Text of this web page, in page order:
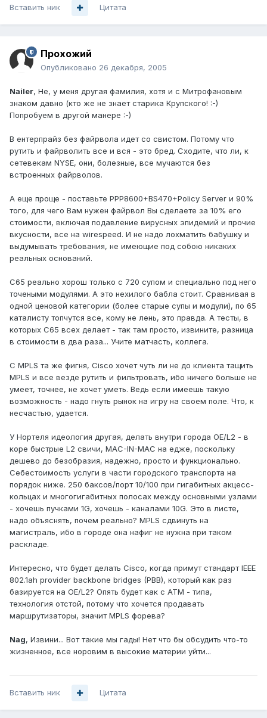
Вставить ник Цитата
Прохожий
Опубликовано 26 декабря, 2005
Nailer, Не, у меня другая фамилия, хотя и с Митрофановым
знаком давно (кто же не знает старика Крупского! :-)
Попробуем в другой манере :-)
В ентерпрайз без файрвола идет со свистом. Потому что
рутить и файрволить все и вся - это бред. Сходите, что ли, к
сетевекам NYSE, они, болезные, все мучаются без
встроенных файрволов.
А еще проще - поставьте PPP8600+BS470+Policy Server и 90%
того, для чего Вам нужен файрвол Вы сделаете за 10% его
стоимости, включая подавление вирусных эпидемий и прочие
вкусности, все на wirespeed. И не надо лохматить бабушку и
выдумывать требования, не имеющие под собою никаких
реальных оснований.
С65 реально хорош только с 720 супом и специально под него
точеными модулями. А это нехилого бабла стоит. Сравнивая в
одной ценовой категории (более старые супы и модули), по 65
каталисту топчутся все, кому не лень, это правда. А тесты, в
которых C65 всех делает - так там просто, извините, разница
в стоимости в два раза... Учите матчасть, коллега.
С MPLS та же фигня, Cisco хочет чуть ли не до клиента тащить
MPLS и все везде рутить и фильтровать, ибо ничего больше не
умеет, точнее, не хочет уметь. Ведь если имеешь такую
возможность - надо гнуть рынок на игру на своем поле. Что, к
несчастью, удается.
У Нортеля идеология другая, делать внутри города OE/L2 - в
коре быстрые L2 свичи, MAC-IN-MAC на едже, поскольку
дешево до безобразия, надежно, просто и функционально.
Себестоимость услуги в части городского транспорта на
порядок ниже. 250 баксов/порт 10/100 при гигабитных акцесс-
кольцах и многогигабитных полосах между основными узлами
- хочешь пучками 1G, хочешь - каналами 10G. Это в листе,
надо объяснять, почем реально? MPLS сдвинуть на
магистраль, ибо в городе она нафиг не нужна при таком
раскладе.
Интересно, что будет делать Cisco, когда примут стандарт IEEE
802.1ah provider backbone bridges (PBB), который как раз
базируется на OE/L2? Опять будет как с АТМ - типа,
технология отстой, потому что хочется продавать
маршрутизаторы, значит MPLS форева?
Nag, Извини... Вот такие мы гады! Нет что бы обсудить что-то
жизненное, все норовим в высокие материи уйти...
Вставить ник Цитата